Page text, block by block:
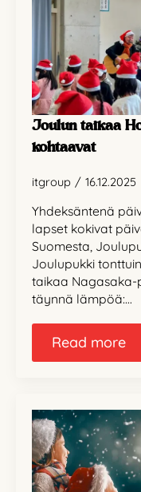
Joulun taikaa
kohtaavat
itgroup 16.12.2025
Yhdeksäntenä
lapset kokivat
Suomesta,
Joulupukki
taikaa Nagasaka-
täynnä lämpöä:…
Read more